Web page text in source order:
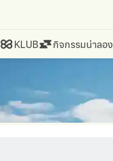
KLUB กิจกรรมน่าลอง